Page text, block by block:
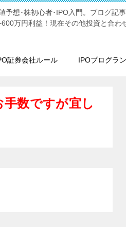
予想･株初心者･IPO入門。ブログ記
万円利益！現在その他投資と合
証券会社ルール IPOブログラ
数ですが宜し